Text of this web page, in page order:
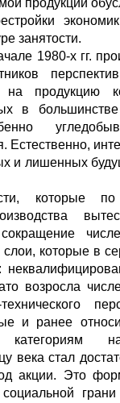
продукции
занятости.
1980-х гг.
на продукцию
в
Естественно,
и лишенных
которые
слои, которые в
возросла
и ранее
категориям
века стал
акции. Это